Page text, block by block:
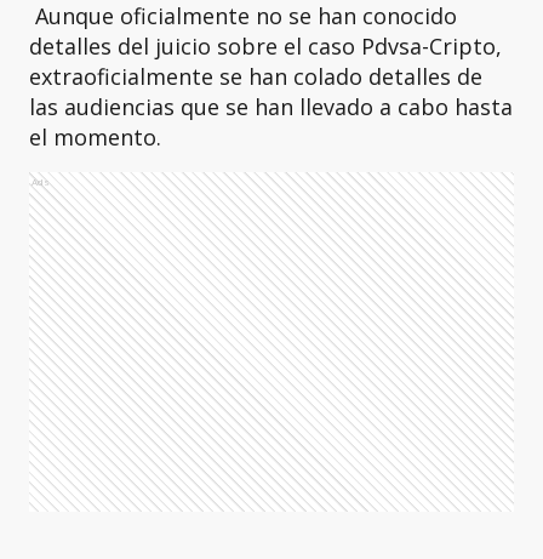
Aunque oficialmente no se han conocido
detalles del juicio sobre el caso Pdvsa-Cripto,
extraoficialmente se han colado detalles de
las audiencias que se han llevado a cabo hasta
el momento.
Ads